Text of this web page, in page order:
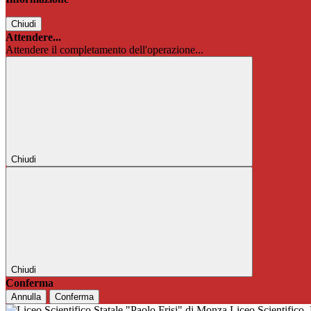
Chiudi
Attendere...
Attendere il completamento dell'operazione...
Chiudi
Chiudi
Conferma
Annulla Conferma